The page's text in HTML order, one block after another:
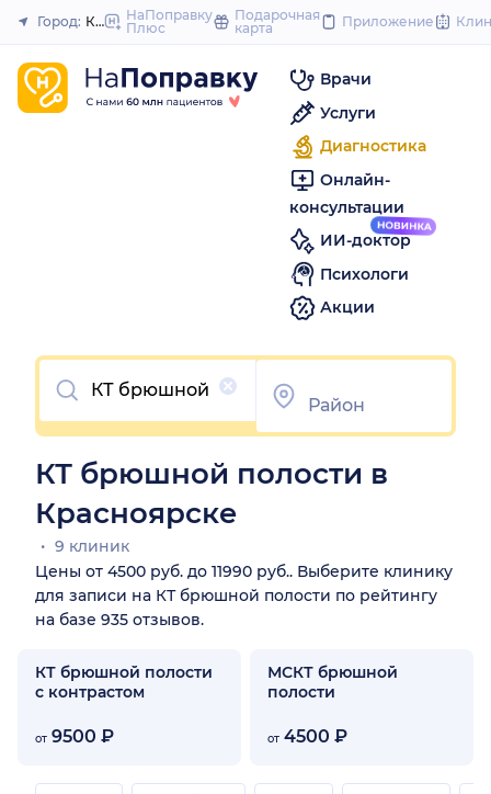
to
Закрыть
Город: КрасноярскНаПоправку
Плюс
Подарочная
карта
Приложение
Врачи
Услуги
Диагностика
Онлайн-
консультации
ИИ-доктор
Психологи
Акции
Очистить
КТ брюшной полости в
Красноярске
9 клиник
Цены от 4500 руб. до 11990 руб.. Выберите клинику
для записи на КТ брюшной полости по рейтингу
на базе 935 отзывов.
КТ брюшной полости
с контрастом
от 9500 ₽
МСКТ брюшной
полости
от 4500 ₽